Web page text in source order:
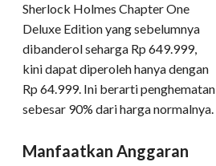
Sherlock Holmes Chapter One
Deluxe Edition yang sebelumnya
dibanderol seharga Rp 649.999,
kini dapat diperoleh hanya dengan
Rp 64.999. Ini berarti penghematan
sebesar 90% dari harga normalnya.
Manfaatkan Anggaran